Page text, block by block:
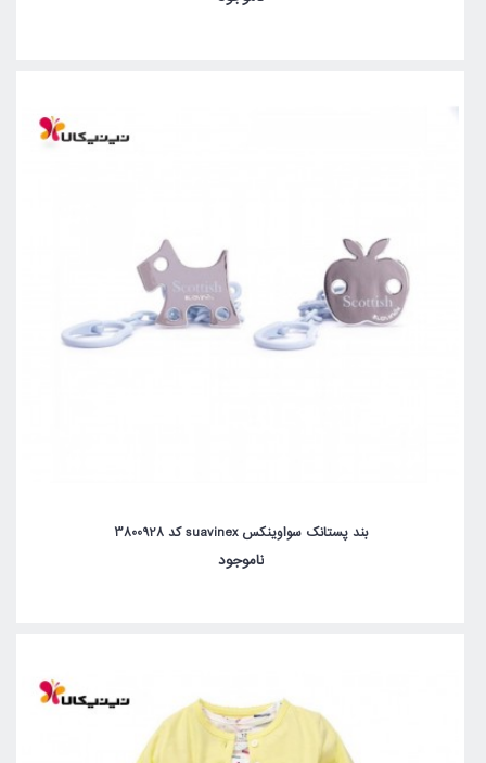
بند پستانک سواوینکس suavinex کد 3800928
ناموجود